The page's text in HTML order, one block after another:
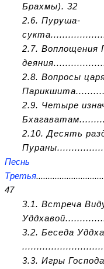
Брахмы). 32
2.6. Пуруша-
2.7. Воплощения
2.8. Вопросы
2.9. Четыре
2.10. Десять
Песнь
Третья
47
3.1. Встреча
3.2. Беседа
3.3. Игры